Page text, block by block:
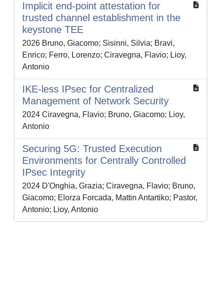
Implicit end-point attestation for
trusted channel establishment in the
keystone TEE
2026 Bruno, Giacomo; Sisinni, Silvia; Bravi,
Enrico; Ferro, Lorenzo; Ciravegna, Flavio; Lioy,
Antonio
IKE-less IPsec for Centralized
Management of Network Security
2024 Ciravegna, Flavio; Bruno, Giacomo; Lioy,
Antonio
Securing 5G: Trusted Execution
Environments for Centrally Controlled
IPsec Integrity
2024 D'Onghia, Grazia; Ciravegna, Flavio; Bruno,
Giacomo; Elorza Forcada, Mattin Antartiko; Pastor,
Antonio; Lioy, Antonio